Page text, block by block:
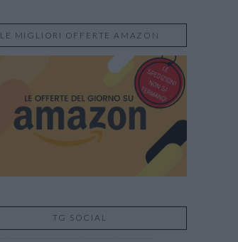
LE MIGLIORI OFFERTE AMAZON
TG SOCIAL